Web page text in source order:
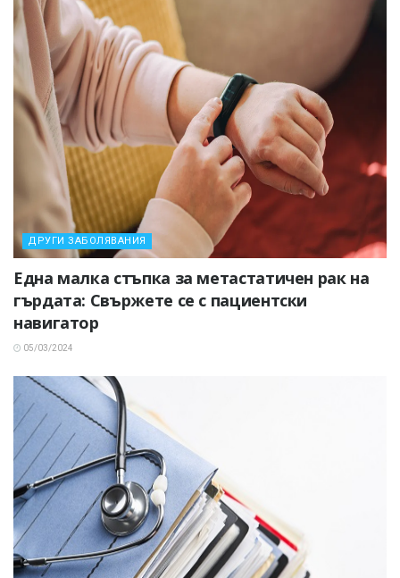
ДРУГИ ЗАБОЛЯВАНИЯ
Една малка стъпка за метастатичен рак на
гърдата: Свържете се с пациентски
навигатор
05/03/2024